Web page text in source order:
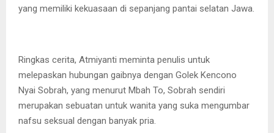
yang memiliki kekuasaan di sepanjang pantai selatan Jawa.
Ringkas cerita, Atmiyanti meminta penulis untuk
melepaskan hubungan gaibnya dengan Golek Kencono
Nyai Sobrah, yang menurut Mbah To, Sobrah sendiri
merupakan sebuatan untuk wanita yang suka mengumbar
nafsu seksual dengan banyak pria.